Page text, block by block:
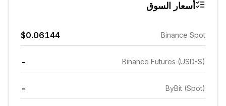
أسعار السوق
Binance Spot
$0.06144
Binance Futures (USD-S)
-
ByBit (Spot)
-